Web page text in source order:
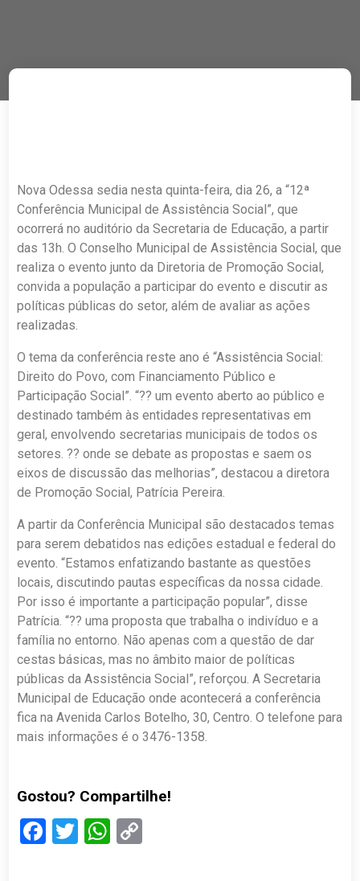
Nova Odessa sedia nesta quinta-feira, dia 26, a “12ª
Conferência Municipal de Assistência Social”, que
ocorrerá no auditório da Secretaria de Educação, a partir
das 13h. O Conselho Municipal de Assistência Social, que
realiza o evento junto da Diretoria de Promoção Social,
convida a população a participar do evento e discutir as
políticas públicas do setor, além de avaliar as ações
realizadas.
O tema da conferência reste ano é “Assistência Social:
Direito do Povo, com Financiamento Público e
Participação Social”. “?? um evento aberto ao público e
destinado também às entidades representativas em
geral, envolvendo secretarias municipais de todos os
setores. ?? onde se debate as propostas e saem os
eixos de discussão das melhorias”, destacou a diretora
de Promoção Social, Patrícia Pereira.
A partir da Conferência Municipal são destacados temas
para serem debatidos nas edições estadual e federal do
evento. “Estamos enfatizando bastante as questões
locais, discutindo pautas específicas da nossa cidade.
Por isso é importante a participação popular”, disse
Patrícia. “?? uma proposta que trabalha o indivíduo e a
família no entorno. Não apenas com a questão de dar
cestas básicas, mas no âmbito maior de políticas
públicas da Assistência Social”, reforçou. A Secretaria
Municipal de Educação onde acontecerá a conferência
fica na Avenida Carlos Botelho, 30, Centro. O telefone para
mais informações é o 3476-1358.
Gostou? Compartilhe!
Facebook
TwitterWhatsApp